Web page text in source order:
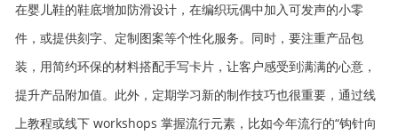
在婴儿鞋的鞋底增加防滑设计，在编织玩偶中加入可发声的小零
件，或提供刻字、定制图案等个性化服务。同时，要注重产品包
装，用简约环保的材料搭配手写卡片，让客户感受到满满的心意，
提升产品附加值。此外，定期学习新的制作技巧也很重要，通过线
上教程或线下 workshops 掌握流行元素，比如今年流行的“钩针向